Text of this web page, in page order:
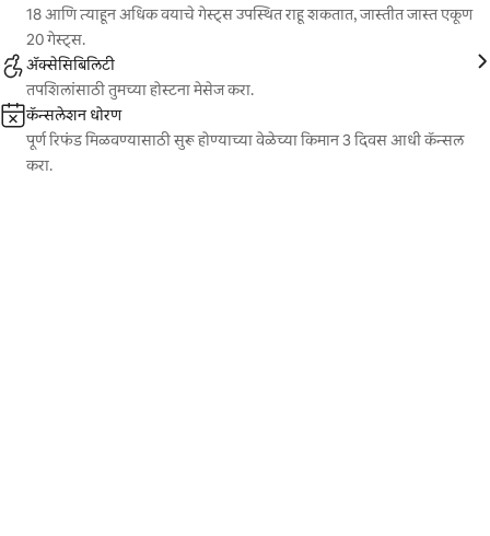
18 आणि त्याहून अधिक वयाचे गेस्ट्स उपस्थित राहू शकतात, जास्तीत जास्त एकूण
20 गेस्ट्स.
ॲक्सेसिबिलिटी
तपशिलांसाठी तुमच्या होस्टना मेसेज करा.
कॅन्सलेशन धोरण
पूर्ण रिफंड मिळवण्यासाठी सुरू होण्याच्या वेळेच्या किमान 3 दिवस आधी कॅन्सल
करा.